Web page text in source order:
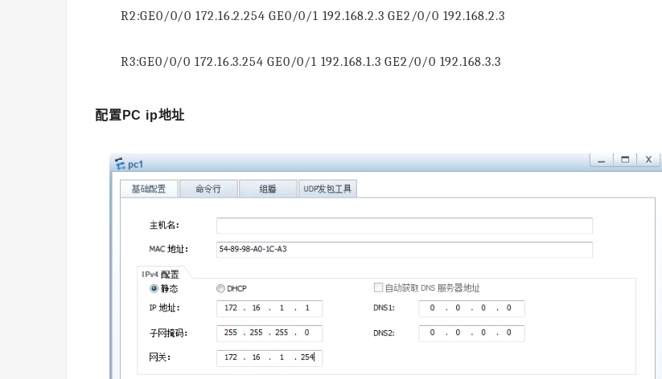
R2:GE0/0/0 172.16.2.254 GE0/0/1 192.168.2.3 GE2/0/0 192.168.2.3
R3:GE0/0/0 172.16.3.254 GE0/0/1 192.168.1.3 GE2/0/0 192.168.3.3
配置PC ip地址